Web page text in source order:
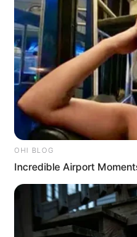
ΠΡΕΠΕΙ ΝΑ ΜΕΤΡΕΙΤΑΙ
ΣΥΝΤΑΓΜΑ ΜΑΣ ΚΑΙ Η
ΨΗΦΟΣ ΠΡΕΠΕΙ ΝΑ
ΚΑΘΕ ΠΑΡΑΝΟΜΗ
ΣΕ ΑΥΤΗΝ ΤΗΝ ΑΠΑΤΗ,
ΑΥΤΩΝ ΠΟΥ
ΑΠΟ ΤΑ ΚΕΝΤΡΑ
ΜΕΧΡΙ ΚΑΙ ΑΠΟ ΤΗΝ
ΠΟΥ ΕΜΠΛΕΚΕΤΑΙ ΣΤΑ
ΠΩΣ ΤΟ ΕΚΑΝΕ,
ΑΥΤΟΝ ΤΟΝ ΤΡΟΠΟ
OHI BLOG
Incredible Airport